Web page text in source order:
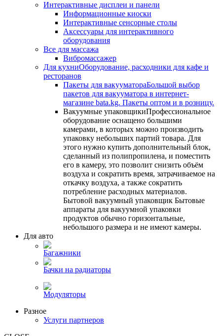
Интерактивные дисплеи и панели
Информационные киоски
Интерактивные сенсорные столы
Аксессуары для интерактивного
оборудования
Все для массажа
Вибромассажер
Для кухниОборудование, расходники для кафе и
ресторанов
Пакеты для вакууматораБольшой выбор
пакетов для вакууматора в интернет-
магазине bata.kg. Пакеты оптом и в розницу.
Вакуумные упаковщикиПрофессиональное
оборудование оснащено большими
камерами, в которых можно производить
упаковку небольших партий товара. Для
этого нужно купить дополнительный блок,
сделанный из полипропилена, и поместить
его в камеру, это позволит снизить объём
воздуха и сократить время, затрачиваемое на
откачку воздуха, а также сократить
потребление расходных материалов.
Бытовой вакуумный упаковщик Бытовые
аппараты для вакуумной упаковки
продуктов обычно горизонтальные,
небольшого размера и не имеют камеры.
Для авто
Багажники
Бачки на радиаторы
Модуляторы
Разное
Услуги партнеров